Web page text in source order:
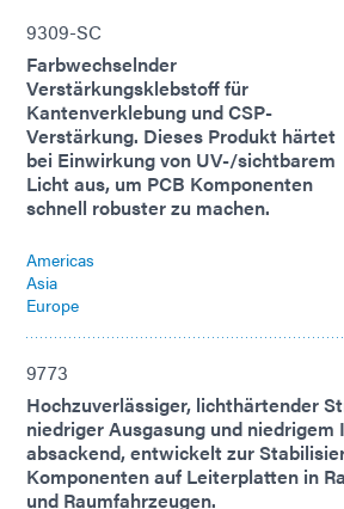
9309-SC
Farbwechselnder
Verstärkungsklebstoff für
Kantenverklebung und CSP-
Verstärkung. Dieses Produkt härtet
bei Einwirkung von UV-/sichtbarem
Licht aus, um PCB Komponenten
schnell robuster zu machen.
Americas
Asia
Europe
9773
Hochzuverlässiger, lichthärtender
niedriger Ausgasung und
absackend, entwickelt zur
Komponenten auf Leiterplatten in
und Raumfahrzeugen.